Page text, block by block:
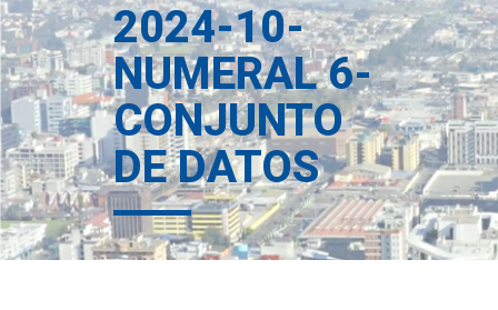
2024-10-
NUMERAL 6-
CONJUNTO
DE DATOS